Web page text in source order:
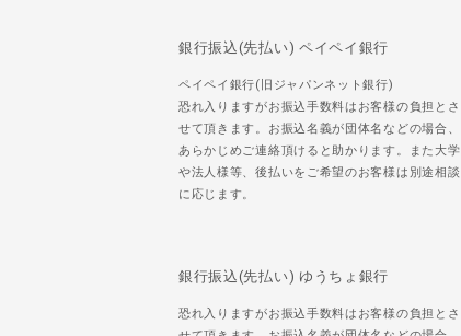
銀行振込(先払い) ペイペイ銀行
ペイペイ銀行(旧ジャパンネット銀行)
恐れ入りますがお振込手数料はお客様の負担とさ
せて頂きます。お振込名義が団体名などの場合、
あらかじめご連絡頂けると助かります。また大学
や法人様等、後払いをご希望のお客様は別途相談
に応じます。
銀行振込(先払い) ゆうちょ銀行
恐れ入りますがお振込手数料はお客様の負担とさ